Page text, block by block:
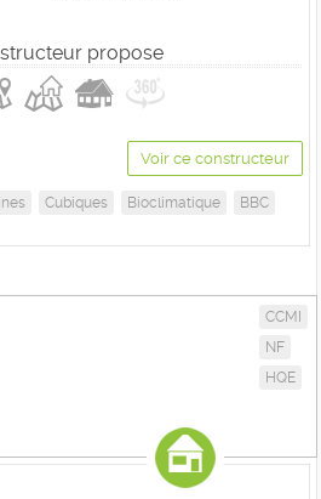
propose
Voir ce constructeur
Cubiques Bioclimatique
BBC
CCMI
NF
HQE